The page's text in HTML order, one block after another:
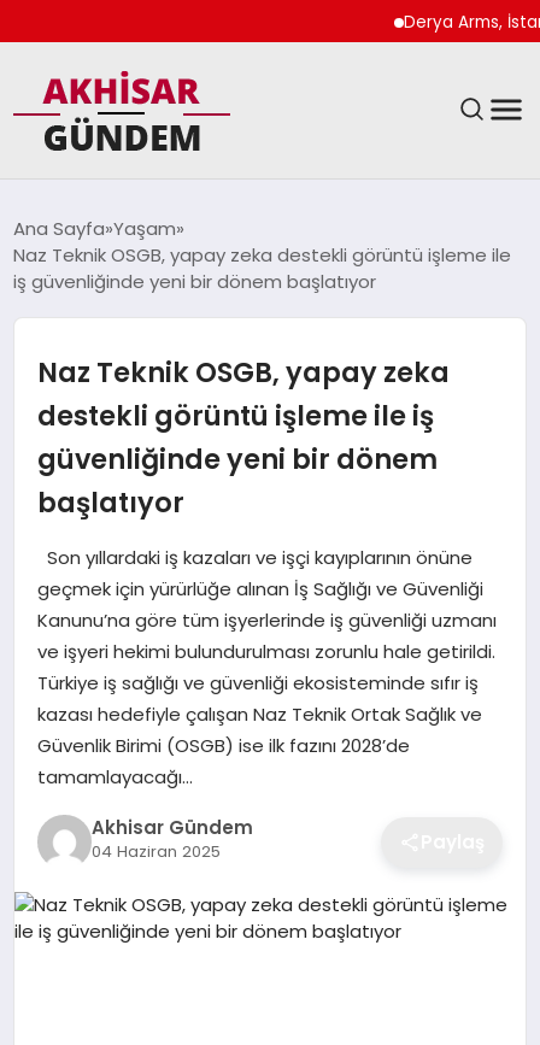
Derya Arms, İstanbul
DÜNYA
TEKNOLOJI
YAŞAM
Ana Sayfa Yaşam
Naz Teknik OSGB, yapay zeka destekli görüntü işleme ile
iş güvenliğinde yeni bir dönem başlatıyor
Naz Teknik OSGB, yapay zeka
destekli görüntü işleme ile iş
güvenliğinde yeni bir dönem
başlatıyor
Son yıllardaki iş kazaları ve işçi kayıplarının önüne
geçmek için yürürlüğe alınan İş Sağlığı ve Güvenliği
Kanunu’na göre tüm işyerlerinde iş güvenliği uzmanı
ve işyeri hekimi bulundurulması zorunlu hale getirildi.
Türkiye iş sağlığı ve güvenliği ekosisteminde sıfır iş
kazası hedefiyle çalışan Naz Teknik Ortak Sağlık ve
Güvenlik Birimi (OSGB) ise ilk fazını 2028’de
tamamlayacağı…
Akhisar Gündem
04 Haziran 2025